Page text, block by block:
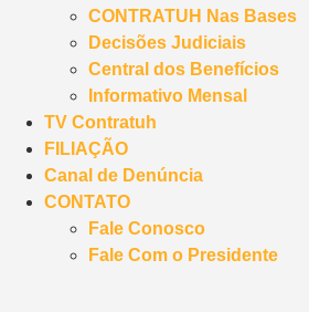
CONTRATUH Nas Bases
Decisões Judiciais
Central dos Benefícios
Informativo Mensal
TV Contratuh
FILIAÇÃO
Canal de Denúncia
CONTATO
Fale Conosco
Fale Com o Presidente